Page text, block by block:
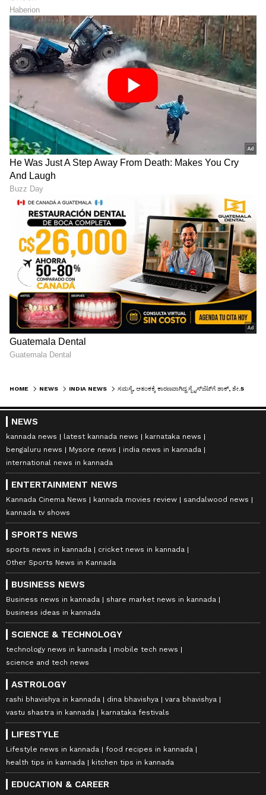
HOME NEWS INDIA NEWS
NEWS
kannada news latest kannada news
karnataka news
bengaluru news
Mysore news
india news in kannada
international news in kannada
ENTERTAINMENT NEWS
Kannada Cinema News kannada movies review
sandalwood news
kannada tv shows
SPORTS NEWS
sports news in kannada
cricket news in kannada
Other Sports News in Kannada
BUSINESS NEWS
Business news in kannada
share market news in kannada
business ideas in kannada
SCIENCE & TECHNOLOGY
technology news in kannada
mobile tech news
science and tech news
ASTROLOGY
rashi bhavishya in kannada dina bhavishya
vara bhavishya
vastu shastra in kannada
karnataka festivals
LIFESTYLE
Lifestyle news in kannada
food recipes in kannada
health tips in kannada
kitchen tips in kannada
EDUCATION & CAREER